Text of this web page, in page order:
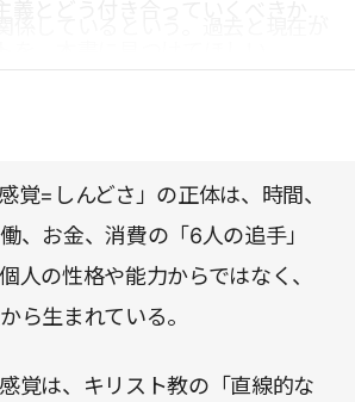
感覚は知的好奇心をくすぐり、読
なる。
覚=しんどさ」の正体は、時間、
、お金、消費の「6人の追手」
人の性格や能力からではなく、
ら生まれている。
覚は、キリスト教の「直線的な